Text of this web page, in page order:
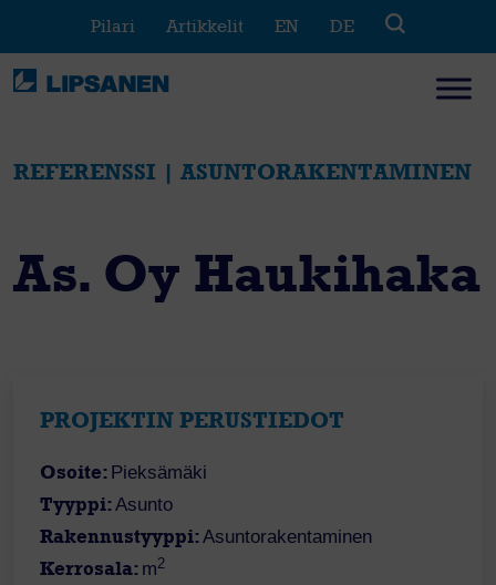
content
Pilari Artikkelit EN DE
REFERENSSI | ASUNTORAKENTAMINEN
As. Oy Haukihaka
PROJEKTIN PERUSTIEDOT
Osoite: Pieksämäki
Tyyppi:Asunto
Rakennustyyppi:Asuntorakentaminen
Kerrosala: m2